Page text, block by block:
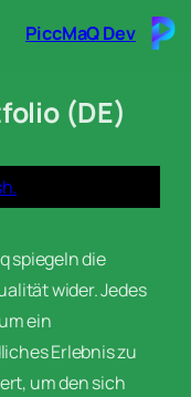
PiccMaQ Dev
(DE)
spiegeln die
wider. Jedes
ein
Erlebnis zu
um den sich